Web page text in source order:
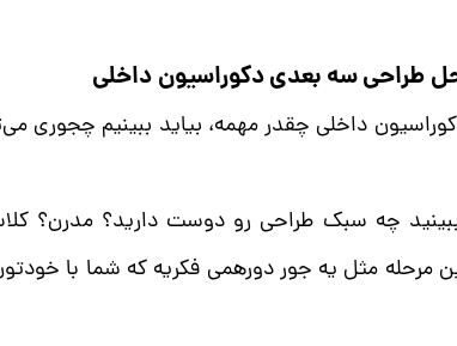
طراحی سه بعدی دکوراسیون داخلی
داخلی چقدر مهمه، بیاید ببینیم چجوری
ببینید چه سبک طراحی رو دوست دارید؟ مدرن؟
مرحله مثل یه جور دورهمی فکریه که شما با